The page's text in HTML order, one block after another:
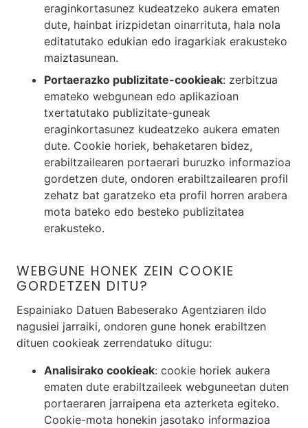
eraginkortasunez kudeatzeko aukera ematen
dute, hainbat irizpidetan oinarrituta, hala nola
editatutako edukian edo iragarkiak erakusteko
maiztasunean.
Portaerazko publizitate-cookieak: zerbitzua
emateko webgunean edo aplikazioan
txertatutako publizitate-guneak
eraginkortasunez kudeatzeko aukera ematen
dute. Cookie horiek, behaketaren bidez,
erabiltzailearen portaerari buruzko informazioa
gordetzen dute, ondoren erabiltzailearen profil
zehatz bat garatzeko eta profil horren arabera
mota bateko edo besteko publizitatea
erakusteko.
WEBGUNE HONEK ZEIN COOKIE
GORDETZEN DITU?
Espainiako Datuen Babeserako Agentziaren ildo
nagusiei jarraiki, ondoren gune honek erabiltzen
dituen cookieak zerrendatuko ditugu:
Analisirako cookieak: cookie horiek aukera
ematen dute erabiltzaileek webguneetan duten
portaeraren jarraipena eta azterketa egiteko.
Cookie-mota honekin jasotako informazioa